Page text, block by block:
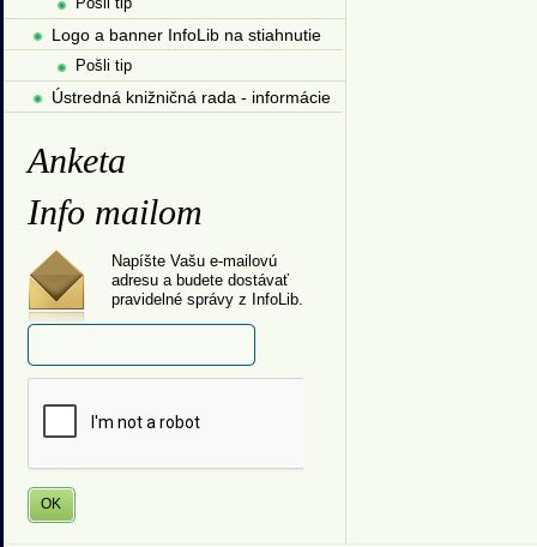
Logo a banner InfoLib na stiahnutie
Pošli tip
Ústredná knižničná rada - informácie
Anketa
Info mailom
Napíšte Vašu e-mailovú
adresu a budete dostávať
pravidelné správy z InfoLib.